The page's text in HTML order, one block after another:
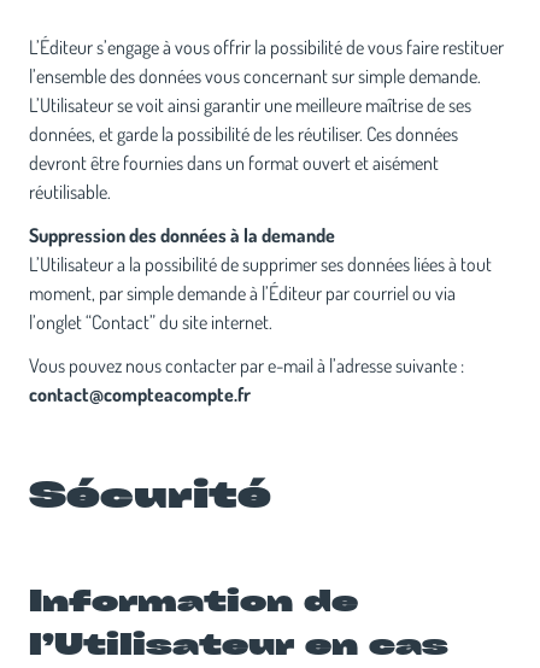
L’Éditeur s’engage à vous offrir la possibilité de vous faire restituer
l’ensemble des données vous concernant sur simple demande.
L’Utilisateur se voit ainsi garantir une meilleure maîtrise de ses
données, et garde la possibilité de les réutiliser. Ces données
devront être fournies dans un format ouvert et aisément
réutilisable.
Suppression des données à la demande
L’Utilisateur a la possibilité de supprimer ses données liées à tout
moment, par simple demande à l’Éditeur par courriel ou via
l’onglet “Contact” du site internet.
Vous pouvez nous contacter par e-mail à l’adresse suivante :
contact@compteacompte.fr
Sécurité
Information de
l’Utilisateur en cas